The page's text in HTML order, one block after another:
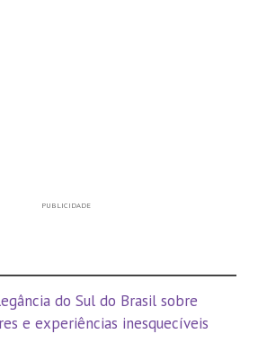
PUBLICIDADE
do Sul do Brasil sobre
e experiências inesquecíveis